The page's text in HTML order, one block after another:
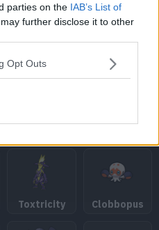
parties on the IAB’s List of
further disclose it to other
Opt Outs
Meltan Melmetal
Toxtricity Clobbopus